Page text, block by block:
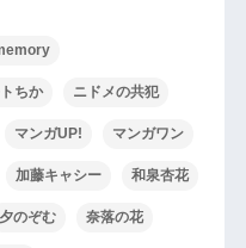
ちか ニドメの共犯
マンガUP! マンガワン
加藤キャシー 和泉杏花
夕のぞむ 奈落の花